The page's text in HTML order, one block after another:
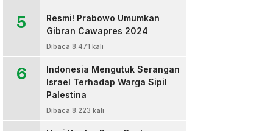
5
Resmi! Prabowo Umumkan
Gibran Cawapres 2024
Dibaca 8.471 kali
6
Indonesia Mengutuk Serangan
Israel Terhadap Warga Sipil
Palestina
Dibaca 8.223 kali